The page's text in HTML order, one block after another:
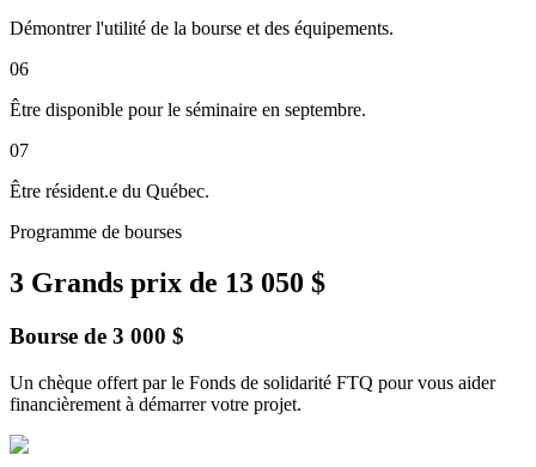
Démontrer l'utilité de la bourse et des équipements.
06
Être disponible pour le séminaire en septembre.
07
Être résident.e du Québec.
Programme de bourses
3 Grands prix de 13 050 $
Bourse de 3 000 $
Un chèque offert par le Fonds de solidarité FTQ pour vous aider
financièrement à démarrer votre projet.